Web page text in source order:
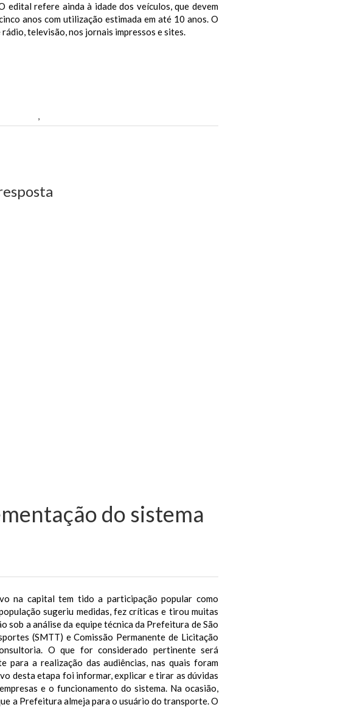
edital refere ainda à idade dos veículos, que devem
anos com utilização estimada em até 10 anos. O
televisão, nos jornais impressos e sites.
,
do sistema
na capital tem tido a participação popular como
sugeriu medidas, fez críticas e tirou muitas
sob a análise da equipe técnica da Prefeitura de São
(SMTT) e Comissão Permanente de Licitação
O que for considerado pertinente será
para a realização das audiências, nas quais foram
desta etapa foi informar, explicar e tirar as dúvidas
e o funcionamento do sistema. Na ocasião,
a Prefeitura almeja para o usuário do transporte. O